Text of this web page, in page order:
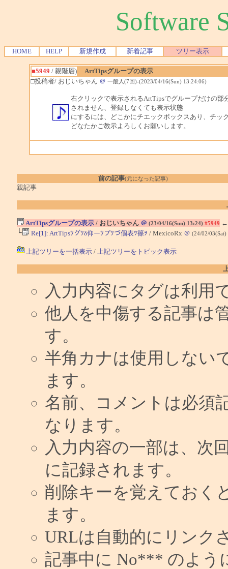
Software
HOME HELP 新規作成 新着記事 ツリー表示
■5949 / 親階層)
ArtTipsグループの表示
□投稿者/ おじいちゃん ＠ 一般人(7回)-(2023/04/16(Sun) 13:24:06)
右クリックで表示されるArtTipsでグループだけの部
されません、登録しなくても表示状態
にするには、どこかにチエックボックスあり、チッ
どなたかご教示よろしくお願いします。
前の記事(元になった記事)
親記事
ArtTipsグループの表示/ おじいちゃん ＠ (23/04/16(Sun) 13:24) #5949
└ Re[1]: ArtTipsﾂグﾂδ仰ーﾂプﾂづ個表ﾂ篠ｦ / MexicoRx ＠ (24/02/
上記ツリーを一括表示/ 上記ツリーをトピック表示
入力内容にタグは利用
他人を中傷する記事は
す。
半角カナは使用しない
ます。
名前、コメントは必須
なります。
入力内容の一部は、次
に記録されます。
削除キーを覚えておく
ます。
URLは自動的にリンク
記事中に No*** のよう